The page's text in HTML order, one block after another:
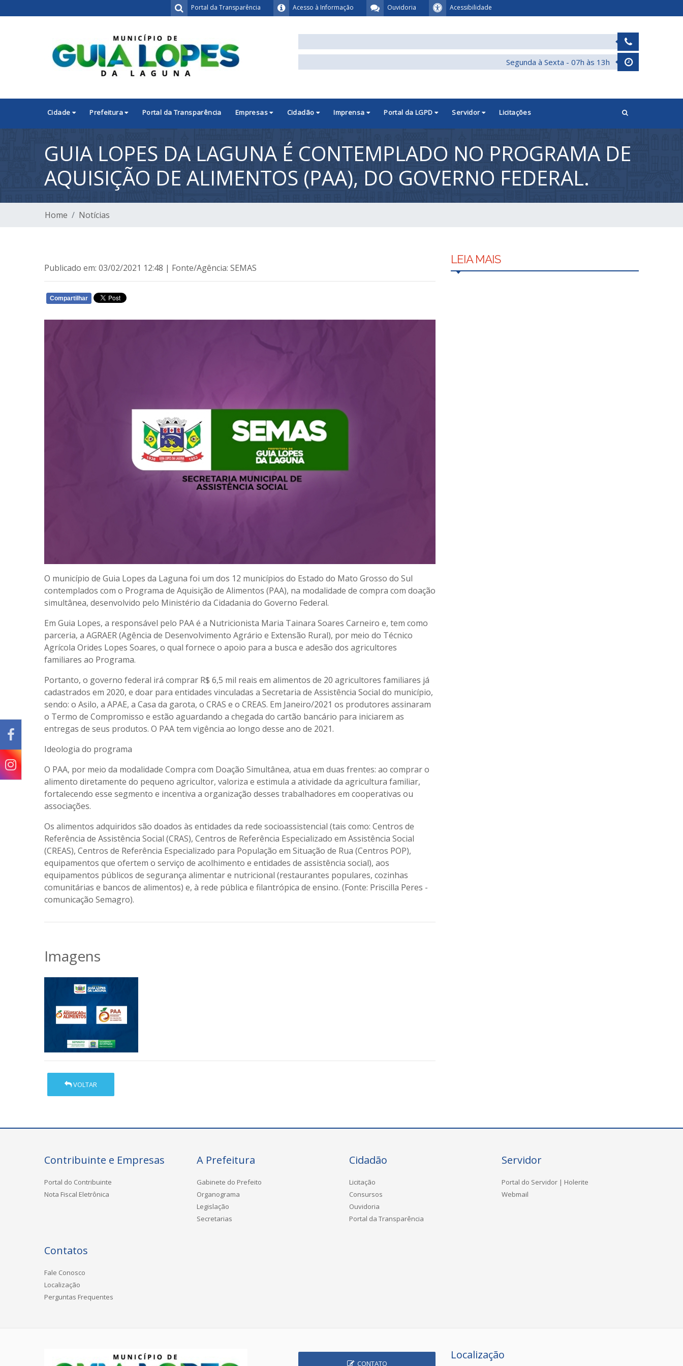
Acessibilidade
Ouvidoria
Acesso à Informação
Portal da Transparência
Segunda à Sexta - 07h às 13h
Cidade Prefeitura Portal da Transparência Empresas Cidadão Imprensa Portal da LGPD Servidor Licitações
GUIA LOPES DA LAGUNA É CONTEMPLADO NO PROGRAMA DE
AQUISIÇÃO DE ALIMENTOS (PAA), DO GOVERNO FEDERAL.
Home Notícias
Publicado em: 03/02/2021 12:48 | Fonte/Agência: SEMAS
Compartilhar
O município de Guia Lopes da Laguna foi um dos 12 municípios do Estado do Mato Grosso do Sul
contemplados com o Programa de Aquisição de Alimentos (PAA), na modalidade de compra com doação
simultânea, desenvolvido pelo Ministério da Cidadania do Governo Federal.
Em Guia Lopes, a responsável pelo PAA é a Nutricionista Maria Tainara Soares Carneiro e, tem como
parceria, a AGRAER (Agência de Desenvolvimento Agrário e Extensão Rural), por meio do Técnico
Agrícola Orides Lopes Soares, o qual fornece o apoio para a busca e adesão dos agricultores
familiares ao Programa.
Portanto, o governo federal irá comprar R$ 6,5 mil reais em alimentos de 20 agricultores familiares já
cadastrados em 2020, e doar para entidades vinculadas a Secretaria de Assistência Social do município,
sendo: o Asilo, a APAE, a Casa da garota, o CRAS e o CREAS. Em Janeiro/2021 os produtores assinaram
o Termo de Compromisso e estão aguardando a chegada do cartão bancário para iniciarem as
entregas de seus produtos. O PAA tem vigência ao longo desse ano de 2021.
Ideologia do programa
O PAA, por meio da modalidade Compra com Doação Simultânea, atua em duas frentes: ao comprar o
alimento diretamente do pequeno agricultor, valoriza e estimula a atividade da agricultura familiar,
fortalecendo esse segmento e incentiva a organização desses trabalhadores em cooperativas ou
associações.
Os alimentos adquiridos são doados às entidades da rede socioassistencial (tais como: Centros de
Referência de Assistência Social (CRAS), Centros de Referência Especializado em Assistência Social
(CREAS), Centros de Referência Especializado para População em Situação de Rua (Centros POP),
equipamentos que ofertem o serviço de acolhimento e entidades de assistência social), aos
equipamentos públicos de segurança alimentar e nutricional (restaurantes populares, cozinhas
comunitárias e bancos de alimentos) e, à rede pública e filantrópica de ensino. (Fonte: Priscilla Peres -
comunicação Semagro).
Imagens
VOLTAR
LEIA MAIS
Contribuinte e Empresas
Portal do Contribuinte
Nota Fiscal Eletrônica
A Prefeitura
Gabinete do Prefeito
Organograma
Legislação
Secretarias
Cidadão
Licitação
Consursos
Ouvidoria
Portal da Transparência
Servidor
Portal do Servidor | Holerite
Webmail
Contatos
Fale Conosco
Localização
Perguntas Frequentes
CONTATO
Localização